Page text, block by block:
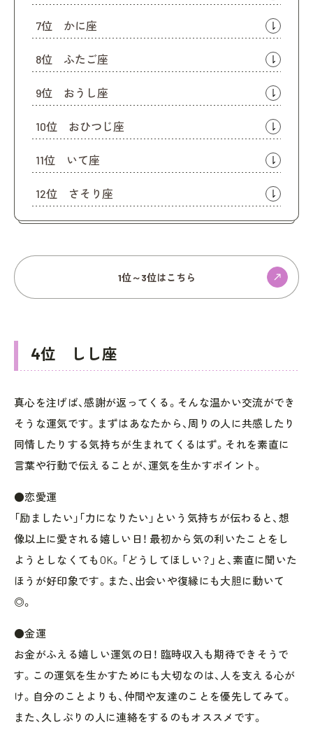
7位 かに座
8位 ふたご座
9位 おうし座
10位 おひつじ座
11位 いて座
12位 さそり座
1位～3位はこちら
4位 しし座
真心を注げば、感謝が返ってくる。そんな温かい交流ができ
そうな運気です。まずはあなたから、周りの人に共感したり
同情したりする気持ちが生まれてくるはず。それを素直に
言葉や行動で伝えることが、運気を生かすポイント。
●恋愛運
「励ましたい」「力になりたい」という気持ちが伝わると、想
像以上に愛される嬉しい日！ 最初から気の利いたことをし
ようとしなくてもOK。「どうしてほしい？」と、素直に聞いた
ほうが好印象です。また、出会いや復縁にも大胆に動いて
◎。
●金運
お金がふえる嬉しい運気の日！ 臨時収入も期待できそうで
す。この運気を生かすためにも大切なのは、人を支える心が
け。自分のことよりも、仲間や友達のことを優先してみて。
また、久しぶりの人に連絡をするのもオススメです。